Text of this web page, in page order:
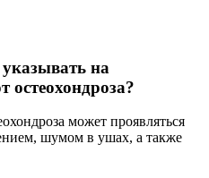
на
остеохондроза?
может проявляться
шумом в ушах, а также